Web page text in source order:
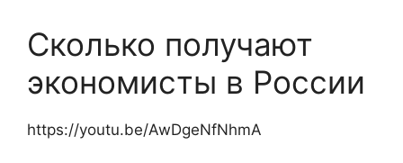
Сколько получают
экономисты в России
https://youtu.be/AwDgeNfNhmA